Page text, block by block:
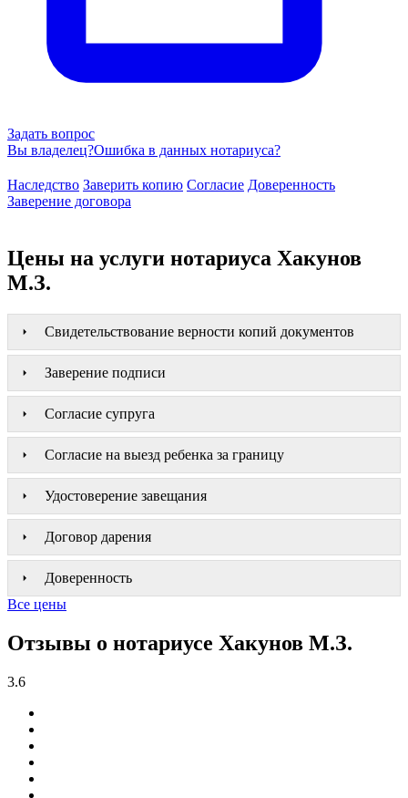
Задать вопрос
Вы владелец?Ошибка в данных нотариуса?
Наследство Заверить копию Согласие Доверенность
Заверение договора
Цены на услуги нотариуса Хакунов
М.З.
Свидетельствование верности копий документов
Заверение подписи
Согласие супруга
Согласие на выезд ребенка за границу
Удостоверение завещания
Договор дарения
Доверенность
Все цены
Отзывы о нотариусе Хакунов М.З.
3.6